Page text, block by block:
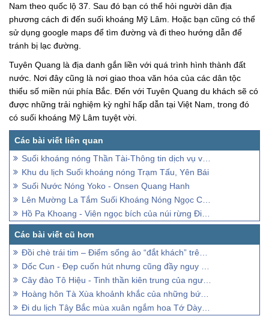
Nam theo quốc lộ 37. Sau đó bạn có thể hỏi người dân địa
phương cách đi đến suối khoáng Mỹ Lâm. Hoặc bạn cũng có thể
sử dụng google maps để tìm đường và đi theo hướng dẫn để
tránh bị lạc đường.
Tuyên Quang là địa danh gắn liền với quá trình hình thành đất
nước. Nơi đây cũng là nơi giao thoa văn hóa của các dân tộc
thiểu số miền núi phía Bắc. Đến với Tuyên Quang du khách sẽ có
được những trải nghiệm kỳ nghỉ hấp dẫn tại Việt Nam, trong đó
có suối khoáng Mỹ Lâm tuyệt vời.
Suối khoáng nóng Thần Tài-Thông tin dịch vụ và bảng giá vé
Khu du lịch Suối khoáng nóng Trạm Tấu, Yên Bái
Suối Nước Nóng Yoko - Onsen Quang Hanh
Lên Mường La Tắm Suối Khoáng Nóng Ngọc Chiến
Hồ Pa Khoang - Viên ngọc bích của núi rừng Điện Biên Tây Bắc
Đồi chè trái tim – Điểm sống ảo “đắt khách” trên cao nguyên Mộc Châu
Dốc Cun - Đẹp cuốn hút nhưng cũng đầy nguy hiểm tiềm ẩn
Cây đào Tô Hiệu - Tinh thần kiên trung của người tù cộng sản
Hoàng hôn Tà Xùa khoảnh khắc của những bức ảnh triệu like
Đi du lịch Tây Bắc mùa xuân ngắm hoa Tớ Dày nở rực rỡ.